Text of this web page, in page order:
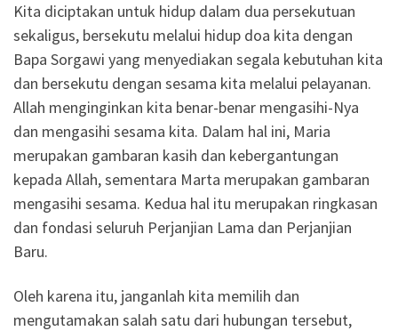
Kita diciptakan untuk hidup dalam dua persekutuan
sekaligus, bersekutu melalui hidup doa kita dengan
Bapa Sorgawi yang menyediakan segala kebutuhan kita
dan bersekutu dengan sesama kita melalui pelayanan.
Allah menginginkan kita benar-benar mengasihi-Nya
dan mengasihi sesama kita. Dalam hal ini, Maria
merupakan gambaran kasih dan kebergantungan
kepada Allah, sementara Marta merupakan gambaran
mengasihi sesama. Kedua hal itu merupakan ringkasan
dan fondasi seluruh Perjanjian Lama dan Perjanjian
Baru.
Oleh karena itu, janganlah kita memilih dan
mengutamakan salah satu dari hubungan tersebut,